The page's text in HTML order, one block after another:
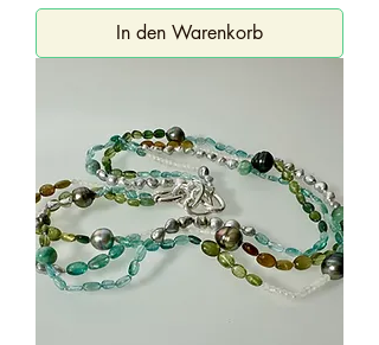
In den Warenkorb